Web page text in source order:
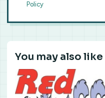
Policy
You may also like